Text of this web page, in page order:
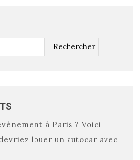
Rechercher
à Paris ? Voici
louer un autocar avec